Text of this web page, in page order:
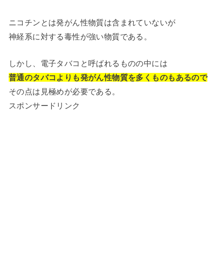
ニコチンとは発がん性物質は含まれていないが
神経系に対する毒性が強い物質である。
しかし、電子タバコと呼ばれるものの中には
普通のタバコよりも発がん性物質を多くものもあるので
その点は見極めが必要である。
スポンサードリンク